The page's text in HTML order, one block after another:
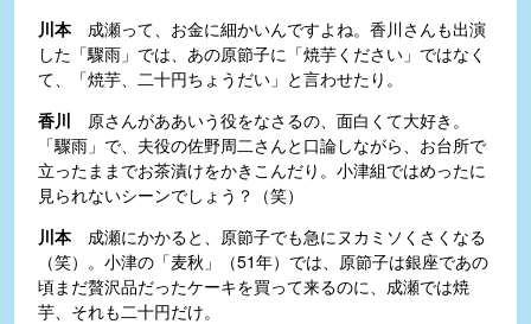
川本成瀬って、お金に細かいんですよね。香川さんも出演
した「驟雨」では、あの原節子に「焼芋ください」ではなく
て、「焼芋、二十円ちょうだい」と言わせたり。
香川 原さんがああいう役をなさるの、面白くて大好き。
「驟雨」で、夫役の佐野周二さんと口論しながら、お台所で
立ったままでお茶漬けをかきこんだり。小津組ではめったに
見られないシーンでしょう？（笑）
川本成瀬にかかると、原節子でも急にヌカミソくさくなる
（笑）。小津の「麦秋」（51年）では、原節子は銀座であの
頃まだ贅沢品だったケーキを買って来るのに、成瀬では焼
芋、それも二十円だけ。